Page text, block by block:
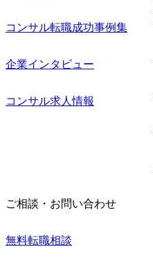
コンサル転職成功事例集
企業インタビュー
コンサル求人情報
ご相談・お問い合わせ
無料転職相談